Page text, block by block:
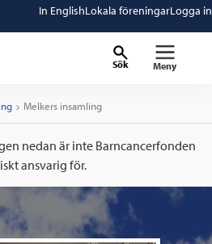
In EnglishLokala föreningarLogga in
Sök Meny
Current:
Melkers insamling
nedan är inte Barncancerfonden
ansvarig för.